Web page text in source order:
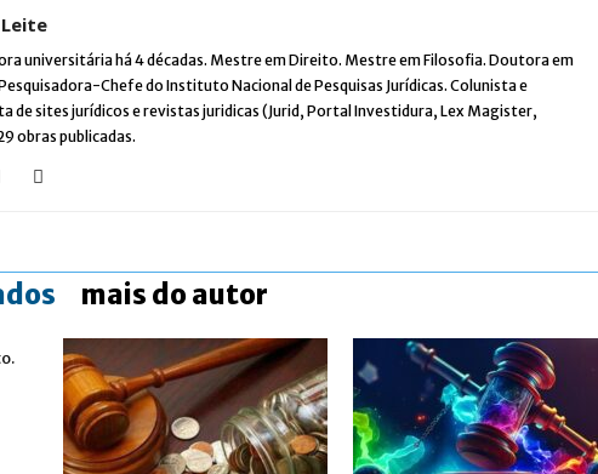
universitária há 4 décadas. Mestre em Direito. Mestre em Filosofia. Doutora em
Chefe do Instituto Nacional de Pesquisas Jurídicas. Colunista e
de sites jurídicos e revistas juridicas (Jurid, Portal Investidura, Lex Magister,
obras publicadas.
mais do autor